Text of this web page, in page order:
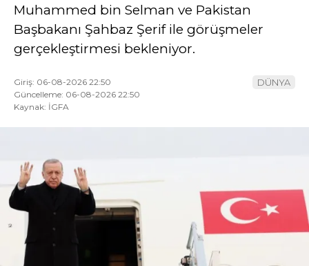
Muhammed bin Selman ve Pakistan
Başbakanı Şahbaz Şerif ile görüşmeler
gerçekleştirmesi bekleniyor.
Giriş: 06-08-2026 22:50
Güncelleme: 06-08-2026 22:50
Kaynak: İGFA
DÜNYA